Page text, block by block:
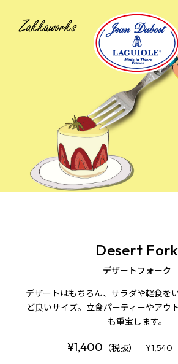
Desert Fork
デザートフォーク
デザートはもちろん、サラダや軽食を
ど良いサイズ。 立食パーティーやアウ
も重宝します。
¥1,400 （税抜） ¥1,540